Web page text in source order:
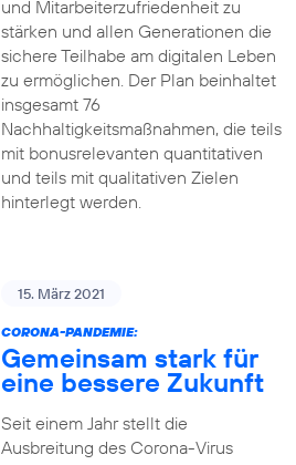
und Mitarbeiterzufriedenheit zu
stärken und allen Generationen die
sichere Teilhabe am digitalen Leben
zu ermöglichen. Der Plan beinhaltet
insgesamt 76
Nachhaltigkeitsmaßnahmen, die teils
mit bonusrelevanten quantitativen
und teils mit qualitativen Zielen
hinterlegt werden.
15. März 2021
CORONA-PANDEMIE:
Gemeinsam stark für
eine bessere Zukunft
Seit einem Jahr stellt die
Ausbreitung des Corona-Virus